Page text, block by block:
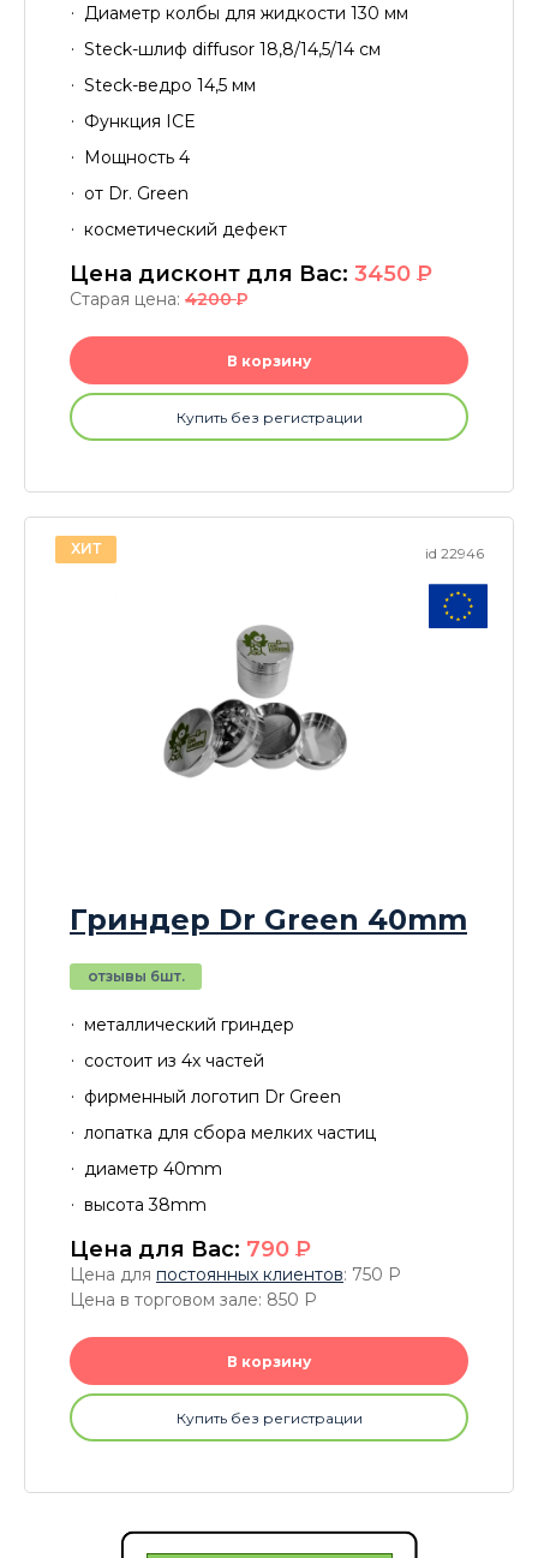
Диаметр колбы для жидкости 130 мм
Steck-шлиф diffusor 18,8/14,5/14 см
Steck-ведро 14,5 мм
Функция ICE
Мощность 4
от Dr. Green
косметический дефект
Цена дисконт для Вас: 3450 P
Старая цена: 4200P
В корзину
Купить без регистрации
id 22946
ХИТ
Гриндер Dr Green 40mm
отзывы 6шт.
металлический гриндер
состоит из 4х частей
фирменный логотип Dr Green
лопатка для сбора мелких частиц
диаметр 40mm
высота 38mm
Цена для Вас: 790 P
Цена для постоянных клиентов: 750 P
Цена в торговом зале: 850 P
В корзину
Купить без регистрации